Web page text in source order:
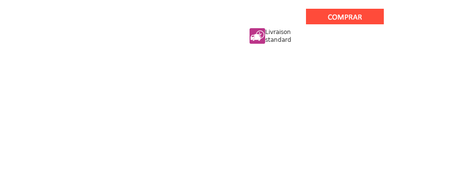
Livraison
standard